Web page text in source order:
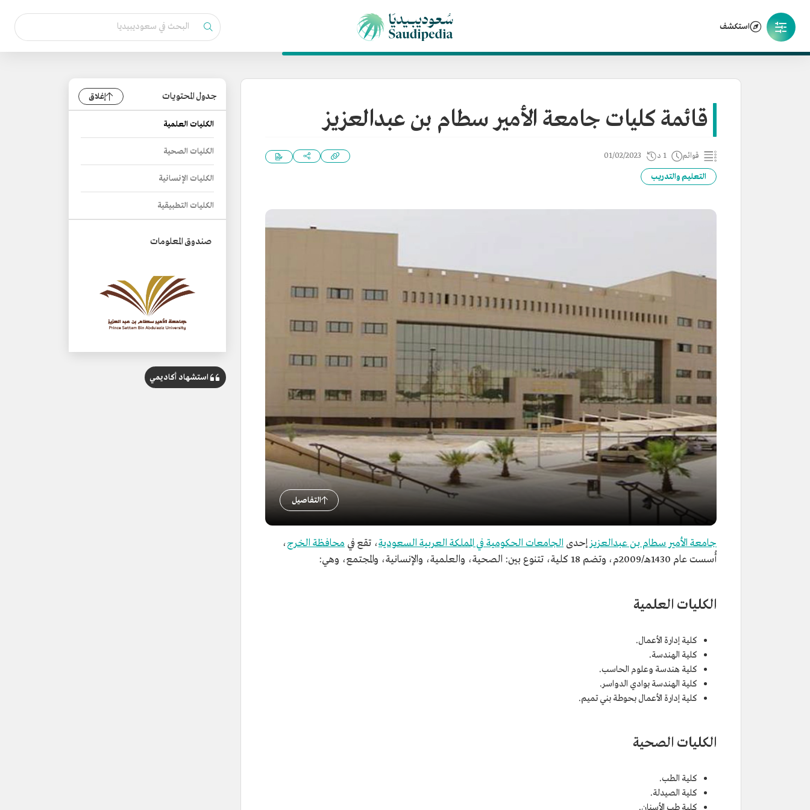
استكشف
قائمة كليات جامعة الأمير سطام بن عبدالعزيز
قوائم 1 د 01/02/2023
التعليم والتدريب
التفاصيل
جامعة الأمير سطام بن عبدالعزيز إحدى الجامعات الحكومية في المملكة العربية السعودية، تقع في محافظة الخرج،
أُسست عام 1430هـ/2009م، وتضم 18 كلية، تتنوع بين: الصحية، والعلمية، والإنسانية، والمجتمع، وهي:
الكليات العلمية
كلية إدارة الأعمال.
كلية الهندسة.
كلية هندسة وعلوم الحاسب.
كلية الهندسة بوادي الدواسر.
كلية إدارة الأعمال بحوطة بني تميم.
الكليات الصحية
كلية الطب.
كلية الصيدلة.
كلية طب الأسنان.
جدول المحتويات إغلاق
الكليات العلمية
الكليات الصحية
الكليات الإنسانية
الكليات التطبيقية
صندوق المعلومات
استشهاد أكاديمي